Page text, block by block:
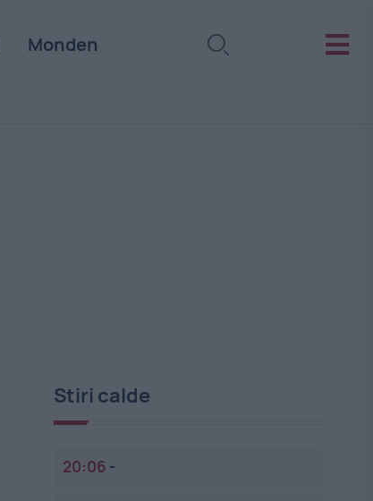
Monden
Stiri calde
20:06 -